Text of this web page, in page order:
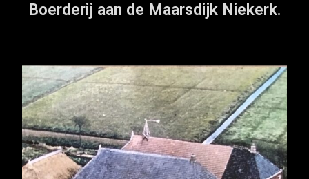
Boerderij aan de Maarsdijk Niekerk.